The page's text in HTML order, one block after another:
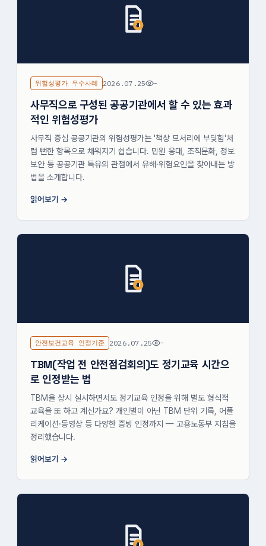
위험성평가 우수사례 2026.07.25 -
사무직으로 구성된 공공기관에서 할 수 있는 효과
적인 위험성평가
사무직 중심 공공기관의 위험성평가는 '책상 모서리에 부딪힘'처
럼 뻔한 항목으로 채워지기 쉽습니다. 민원 응대, 조직문화, 정보
보안 등 공공기관 특유의 관점에서 유해·위험요인을 찾아내는 방
법을 소개합니다.
읽어보기
안전보건교육 인정기준 2026.07.25 -
TBM(작업 전 안전점검회의)도 정기교육 시간으
로 인정받는 법
TBM을 상시 실시하면서도 정기교육 인정을 위해 별도 형식적
교육을 또 하고 계신가요? 개인별이 아닌 TBM 단위 기록, 어플
리케이션·동영상 등 다양한 증빙 인정까지 — 고용노동부 지침을
정리했습니다.
읽어보기